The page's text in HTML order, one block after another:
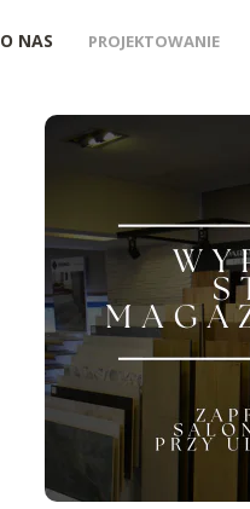
PROJEKTOWANIE
O NAS